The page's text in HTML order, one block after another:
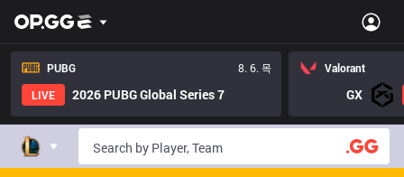
PUBG
8. 6. 목
LIVE
2026 PUBG Global Series 7
Valorant
GX